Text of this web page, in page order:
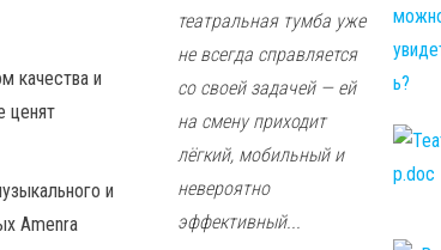
качества и
ценят
и
Amenra
театральная тумба уже
не всегда справляется
со своей задачей — ей
на смену приходит
лёгкий, мобильный и
невероятно
эффективный...